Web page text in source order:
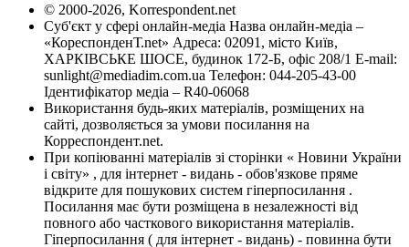
© 2000-2026, Korrespondent.net
Суб'єкт у сфері онлайн-медіа Назва онлайн-медіа –
«КореспонденТ.net» Адреса: 02091, місто Київ,
ХАРКІВСЬКЕ ШОСЕ, будинок 172-Б, офіс 208/1 E-mail:
sunlight@mediadim.com.ua Телефон: 044-205-43-00
Ідентифікатор медіа – R40-06068
Використання будь-яких матеріалів, розміщених на
сайті, дозволяється за умови посилання на
Корреспондент.net.
При копіюванні матеріалів зі сторінки « Новини України
і світу» , для інтернет - видань - обов'язкове пряме
відкрите для пошукових систем гіперпосилання .
Посилання має бути розміщена в незалежності від
повного або часткового використання матеріалів.
Гіперпосилання ( для інтернет - видань) - повинна бути